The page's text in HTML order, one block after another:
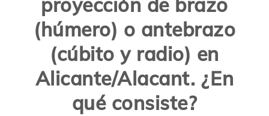
proyección de brazo
(húmero) o antebrazo
(cúbito y radio) en
Alicante/Alacant. ¿En
qué consiste?